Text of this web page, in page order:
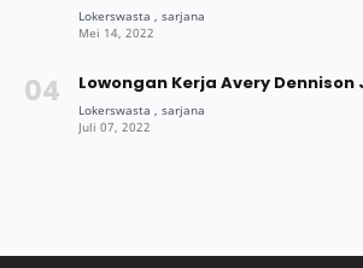
Lowongan Kerja Avery Dennison